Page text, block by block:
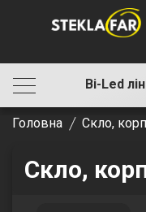
Bi-Led
Головна Скло,
Скло,